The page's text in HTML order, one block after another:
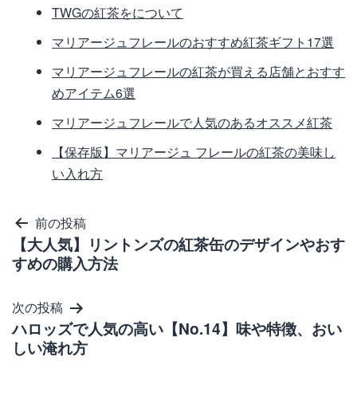
TWGの紅茶をについて
マリアージュフレールのおすすめ紅茶ギフト17選
マリアージュフレールの紅茶が買える店舗とおすす
めアイテム6選
マリアージュフレールで人気のあるオススメ紅茶
【保存版】マリアージュ フレールの紅茶の美味し
い入れ方
投
稿
ナ
ビ
ゲ
ー
前の投稿
【大人気】リントンズの紅茶缶のデザインやおす
すめの購入方法
次の投稿
ハロッズで人気の高い【No.14】味や特徴、おい
しい淹れ方